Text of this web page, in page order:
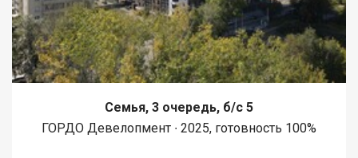
Семья, 3 очередь, б/с 5
ГОРДО Девелопмент ∙ 2025, готовность 100%